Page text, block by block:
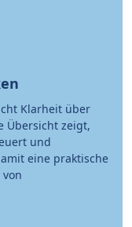
Klarheit über
Übersicht zeigt,
und
eine praktische